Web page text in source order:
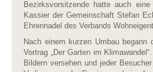
Bezirksvorsitzende hatte auch
Kassier der Gemeinschaft Stefan
Ehrennadel des Verbands
Nach einem kurzen Umbau begann
Vortrag „Der Garten im
Bildern versehen und jeder